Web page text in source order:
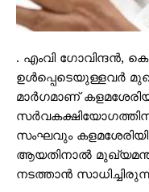
. എംവി ഗോവിന്ദൻ,
ഉൾപ്പെടെയുള്ളവർ
മാർഗമാണ്
സംഘവും
ആയതിനാൽ
നടത്താൻ